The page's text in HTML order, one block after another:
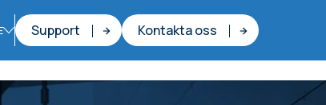
Support Kontakta oss